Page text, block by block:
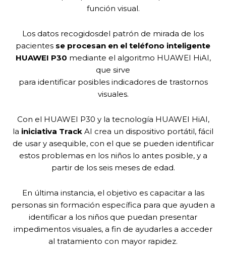
función visual.
Los datos recogidosdel patrón de mirada de los
pacientes se procesan en el teléfono inteligente
HUAWEI P30 mediante el algoritmo HUAWEI HiAI,
que sirve
para identificar posibles indicadores de trastornos
visuales.
Con el HUAWEI P30 y la tecnología HUAWEI HiAI,
la iniciativa Track AI crea un dispositivo portátil, fácil
de usar y asequible, con el que se pueden identificar
estos problemas en los niños lo antes posible, y a
partir de los seis meses de edad.
En última instancia, el objetivo es capacitar a las
personas sin formación específica para que ayuden a
identificar a los niños que puedan presentar
impedimentos visuales, a fin de ayudarles a acceder
al tratamiento con mayor rapidez.